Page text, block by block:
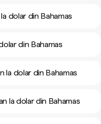
dolar din Bahamas
din Bahamas
la dolar din Bahamas
la dolar din Bahamas